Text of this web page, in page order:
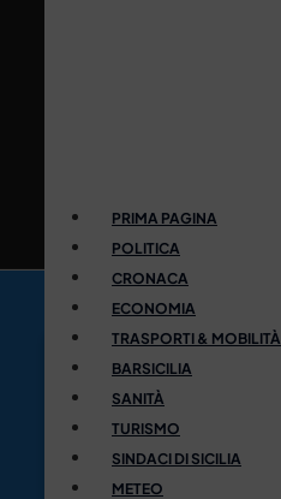
PRIMA PAGINA
POLITICA
CRONACA
ECONOMIA
TRASPORTI & MOBILITÀ
BARSICILIA
SANITÀ
TURISMO
SINDACI DI SICILIA
METEO